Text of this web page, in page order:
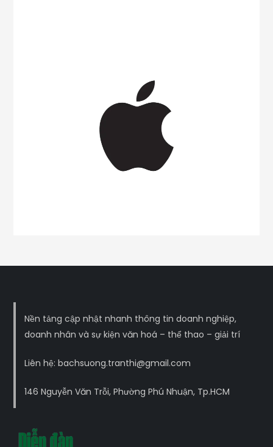
Nền tảng cập nhật nhanh thông tin doanh nghiệp,
doanh nhân và sự kiện văn hoá – thể thao – giải trí
Liên hệ: bachsuong.tranthi@gmail.com
146 Nguyễn Văn Trỗi, Phường Phú Nhuận, Tp.HCM